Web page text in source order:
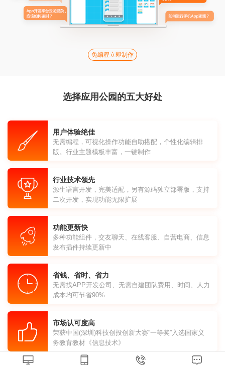
免编程立即制作
选择应用公园的五大好处
用户体验绝佳
无需编程，可视化操作功能自助搭配，个性化编辑排
版。行业主题模板丰富，一键制作
行业技术领先
源生语言开发，完美适配，另有源码独立部署版，支持
二次开发，实现功能无限扩展
功能更新快
多种功能组件，交友聊天、在线客服、自营电商、信息
发布插件持续更新中
省钱、省时、省力
无需找APP开发公司、无需自建团队费用、时间、人力
成本均可节省90%
市场认可度高
荣获中国(深圳)科技创投创新大赛“一等奖”入选国家义
务教育教材《信息技术》